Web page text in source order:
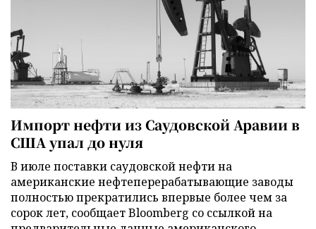
Импорт нефти из Саудовской Аравии в
США упал до нуля
В июле поставки саудовской нефти на
американские нефтеперерабатывающие заводы
полностью прекратились впервые более чем за
сорок лет, сообщает Bloomberg со ссылкой на